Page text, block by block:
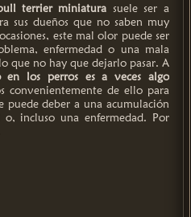
terrier miniatura suele ser a
sus dueños que no saben muy
este mal olor puede ser
enfermedad o una mala
que no hay que dejarlo pasar. A
los perros es a veces algo
convenientemente de ello para
puede deber a una acumulación
incluso una enfermedad. Por